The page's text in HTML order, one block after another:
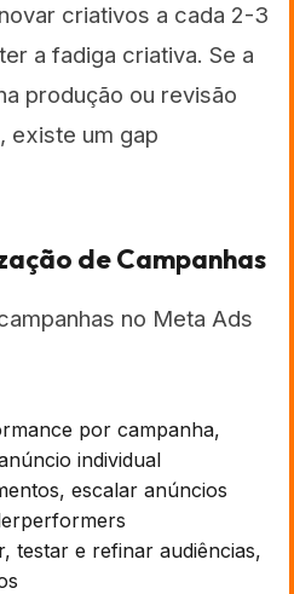
criativos a cada 2-3
a fadiga criativa. Se a
produção ou revisão
existe um gap
de Campanhas
no Meta Ads
por campanha,
individual
escalar anúncios
testar e refinar audiências,